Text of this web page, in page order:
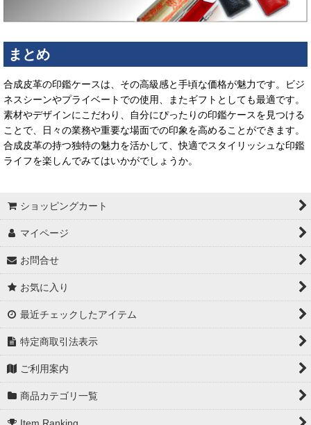
まとめ
合成皮革の印鑑ケースは、その高級感と手頃な価格が魅力です。ビジ
ネスシーンやプライベートでの使用、またギフトとしても最適です。
素材やデザインにこだわり、自分にぴったりの印鑑ケースを見つける
ことで、日々の業務や重要な場面での印象を高めることができます。
合成皮革の持つ独特の魅力を活かして、快適でスタイリッシュな印鑑
ライフを楽しんでみてはいかがでしょうか。
ショッピングカート
マイページ
お問合せ
お気に入り
最近チェックしたアイテム
特定商取引法表示
ご利用案内
商品カテゴリ一覧
Item Ranking